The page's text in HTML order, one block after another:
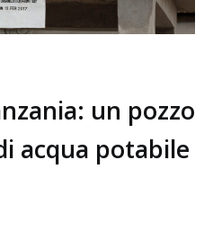
un pozzo
acqua potabile